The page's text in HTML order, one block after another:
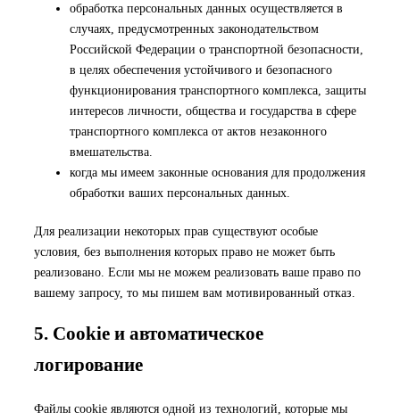
обработка персональных данных осуществляется в
случаях, предусмотренных законодательством
Российской Федерации о транспортной безопасности,
в целях обеспечения устойчивого и безопасного
функционирования транспортного комплекса, защиты
интересов личности, общества и государства в сфере
транспортного комплекса от актов незаконного
вмешательства.
когда мы имеем законные основания для продолжения
обработки ваших персональных данных.
Для реализации некоторых прав существуют особые
условия, без выполнения которых право не может быть
реализовано. Если мы не можем реализовать ваше право по
вашему запросу, то мы пишем вам мотивированный отказ.
5. Cookie и автоматическое
логирование
Файлы cookie являются одной из технологий, которые мы